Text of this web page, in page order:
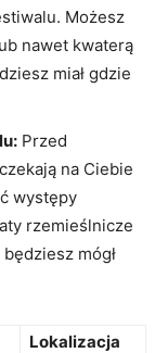
‌Możesz
nawet ​kwaterą
miał gdzie
Przed
na⁢ Ciebie
występy
rzemieślnicze
mógł
Lokalizacja